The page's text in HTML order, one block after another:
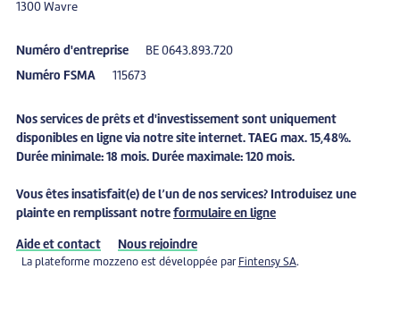
1300 Wavre
Numéro d'entreprise BE 0643.893.720
Numéro FSMA 115673
Nos services de prêts et d'investissement sont uniquement
disponibles en ligne via notre site internet. TAEG max. 15,48%.
Durée minimale: 18 mois. Durée maximale: 120 mois.
Vous êtes insatisfait(e) de l’un de nos services? Introduisez une
plainte en remplissant notre formulaire en ligne
Aide et contact Nous rejoindre
La plateforme mozzeno est développée par Fintensy SA.